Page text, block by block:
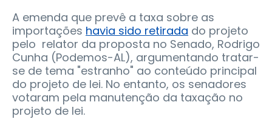
A emenda que prevê a taxa sobre as
importações havia sido retirada do projeto
pelo relator da proposta no Senado, Rodrigo
Cunha (Podemos-AL), argumentando tratar-
se de tema "estranho" ao conteúdo principal
do projeto de lei. No entanto, os senadores
votaram pela manutenção da taxação no
projeto de lei.